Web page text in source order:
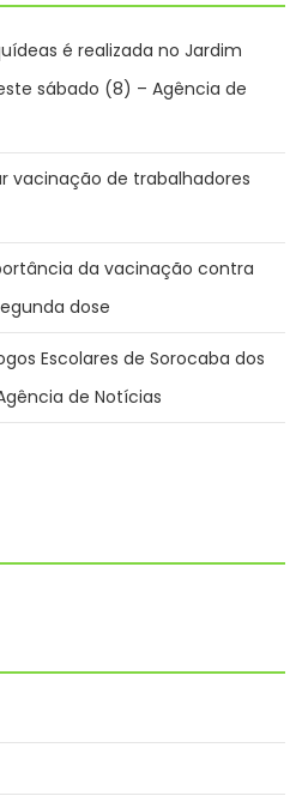
é realizada no Jardim
sábado (8) – Agência de
vacinação de trabalhadores
da vacinação contra
dose
Escolares de Sorocaba dos
de Notícias